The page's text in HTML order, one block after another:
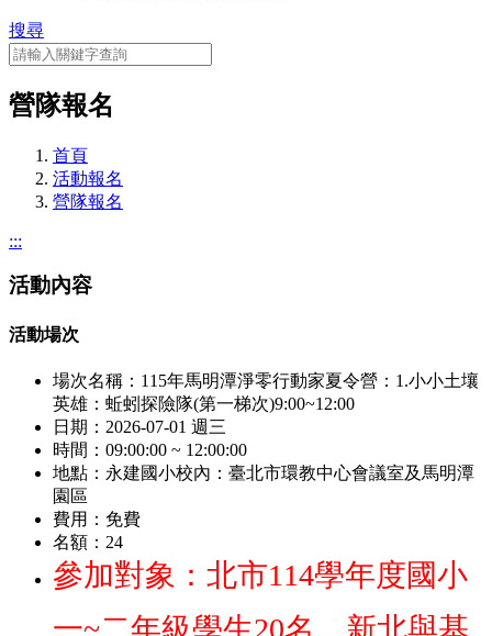
搜尋
營隊報名
首頁
活動報名
營隊報名
:::
活動內容
活動場次
場次名稱： 115年馬明潭淨零行動家夏令營：1.小小土壤
英雄：蚯蚓探險隊(第一梯次)9:00~12:00
日期： 2026-07-01 週三
時間： 09:00:00 ~ 12:00:00
地點： 永建國小校內：臺北市環教中心會議室及馬明潭
園區
費用： 免費
名額： 24
參加對象：北市114學年度國小
一~二年級學生20名。新北與基